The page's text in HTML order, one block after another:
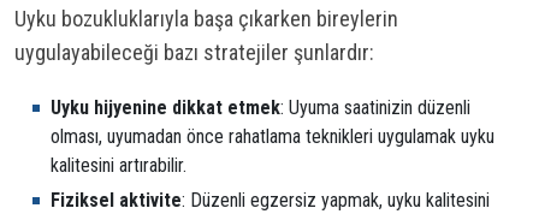
Uyku bozukluklarıyla başa çıkarken bireylerin
uygulayabileceği bazı stratejiler şunlardır:
Uyku hijyenine dikkat etmek: Uyuma saatinizin düzenli
olması, uyumadan önce rahatlama teknikleri uygulamak uyku
kalitesini artırabilir.
Fiziksel aktivite: Düzenli egzersiz yapmak, uyku kalitesini